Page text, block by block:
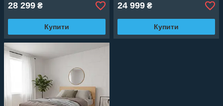
28 299 ₴
Купити
24 999 ₴
Купити